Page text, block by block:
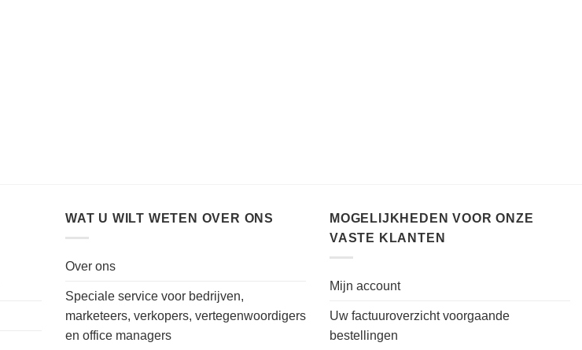
WAT U WILT WETEN OVER ONS
Over ons
Speciale service voor bedrijven,
marketeers, verkopers, vertegenwoordigers
en office managers
MOGELIJKHEDEN VOOR ONZE
VASTE KLANTEN
Mijn account
Uw factuuroverzicht voorgaande
bestellingen